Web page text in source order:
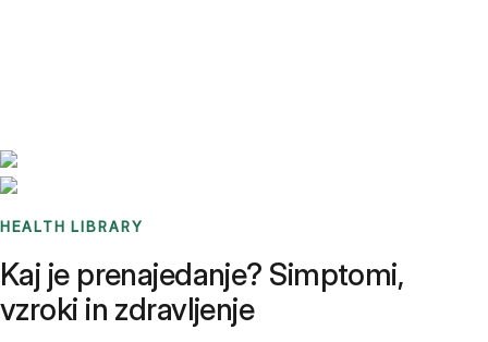
HEALTH LIBRARY
Kaj je prenajedanje? Simptomi,
vzroki in zdravljenje